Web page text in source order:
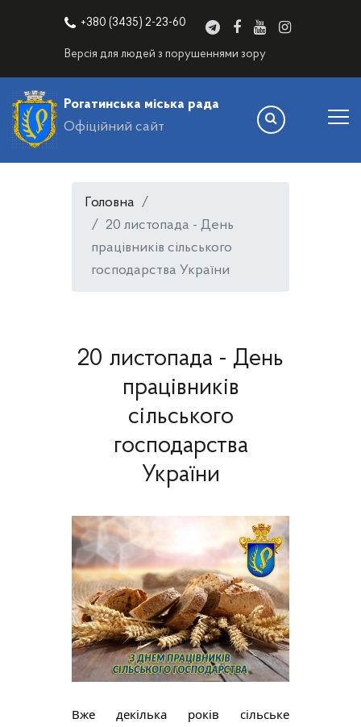
+380 (3435) 2-23-60
Версія для людей з порушеннями зору
Рогатинська міська рада
Офіційний сайт
Головна
20 листопада - День
працівників сільського
господарства України
20 листопада - День
працівників
сільського
господарства
України
Вже декілька років сільське